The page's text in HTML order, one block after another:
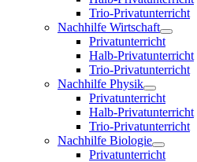
Trio-Privatunterricht
Nachhilfe Wirtschaft
Privatunterricht
Halb-Privatunterricht
Trio-Privatunterricht
Nachhilfe Physik
Privatunterricht
Halb-Privatunterricht
Trio-Privatunterricht
Nachhilfe Biologie
Privatunterricht